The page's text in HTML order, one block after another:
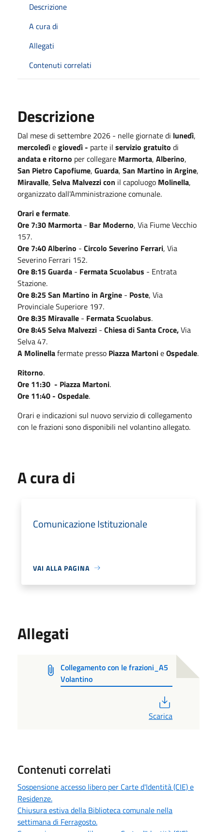
Descrizione
A cura di
Allegati
Contenuti correlati
Descrizione
Dal mese di settembre 2026 - nelle giornate di lunedì,
mercoledìegiovedì - parte il servizio gratuito di
andata e ritorno per collegare Marmorta, Alberino,
San Pietro Capofiume, Guarda, San Martino in Argine,
Miravalle, Selva Malvezzicon il capoluogo Molinella,
organizzato dall'Amministrazione comunale.
Orari e fermate.
Ore 7:30 Marmorta - Bar Moderno, Via Fiume Vecchio
157.
Ore 7:40 Alberino - Circolo Severino Ferrari, Via
Severino Ferrari 152.
Ore 8:15 Guarda - Fermata Scuolabus - Entrata
Stazione.
Ore 8:25 San Martino in Argine - Poste, Via
Provinciale Superiore 197.
Ore 8:35 Miravalle - Fermata Scuolabus.
Ore 8:45 Selva Malvezzi - Chiesa di Santa Croce,Via
Selva 47.
A Molinellafermate presso Piazza MartonieOspedale.
Ritorno.
Ore 11:30 - Piazza Martoni.
Ore 11:40 - Ospedale.
Orari e indicazioni sul nuovo servizio di collegamento
con le frazioni sono disponibili nel volantino allegato.
A cura di
Comunicazione Istituzionale
VAI ALLA PAGINA
Allegati
Collegamento con le frazioni_A5
Volantino
Scarica
Contenuti correlati
Sospensione accesso libero per Carte d'Identità (CIE) e
Residenze.
Chiusura estiva della Biblioteca comunale nella
settimana di Ferragosto.